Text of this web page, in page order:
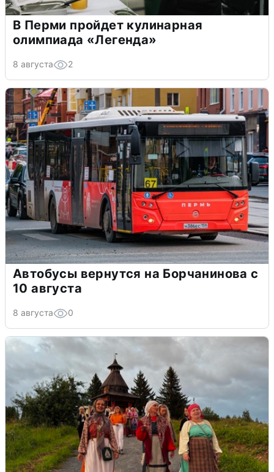
В Перми пройдет кулинарная
олимпиада «Легенда»
8 августа 2
Автобусы вернутся на Борчанинова с
10 августа
8 августа 0